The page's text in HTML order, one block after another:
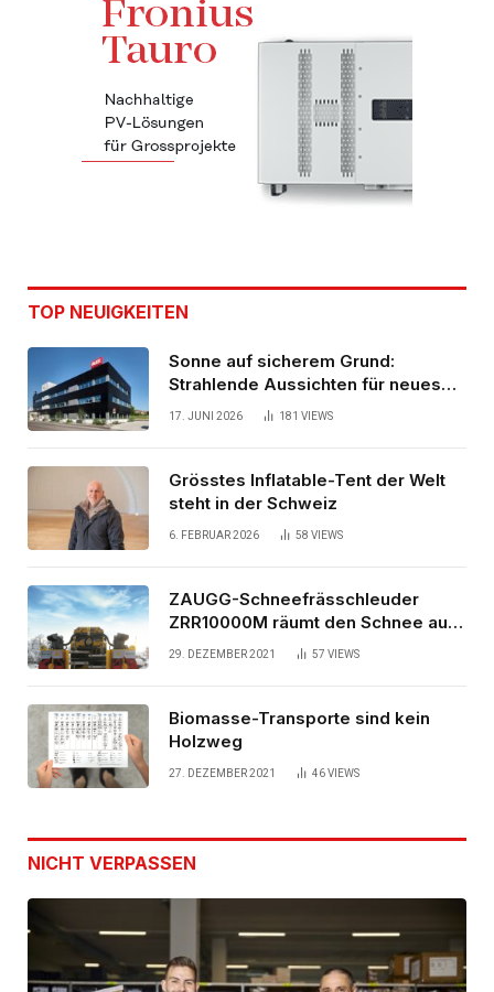
TOP NEUIGKEITEN
Sonne auf sicherem Grund:
Strahlende Aussichten für neues
Bürogebäude
17. JUNI 2026 181 VIEWS
Grösstes Inflatable-Tent der Welt
steht in der Schweiz
6. FEBRUAR 2026 58 VIEWS
ZAUGG-Schneefrässchleuder
ZRR10000M räumt den Schnee auf
schwedischen Gleisen
29. DEZEMBER 2021 57 VIEWS
Biomasse-Transporte sind kein
Holzweg
27. DEZEMBER 2021 46VIEWS
NICHT VERPASSEN